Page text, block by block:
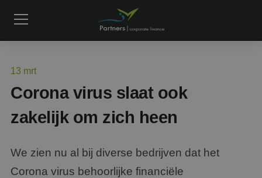
13 mrt
Corona virus slaat ook
zakelijk om zich heen
We zien nu al bij diverse bedrijven dat het
Corona virus behoorlijke financiële